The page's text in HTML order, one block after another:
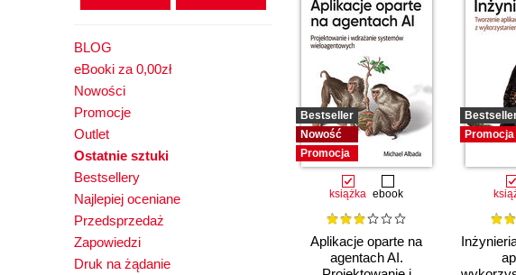
BLOG
eBooki za 0,00zł
Nowości
Promocje
Outlet
Ostatnie sztuki
Bestsellery
Najlepiej oceniane
Przedsprzedaż
Zapowiedzi
Druk na żądanie
Bestseller
Nowość
Promocja
książka ebook
Aplikacje oparte na
agentach AI.
Promocja